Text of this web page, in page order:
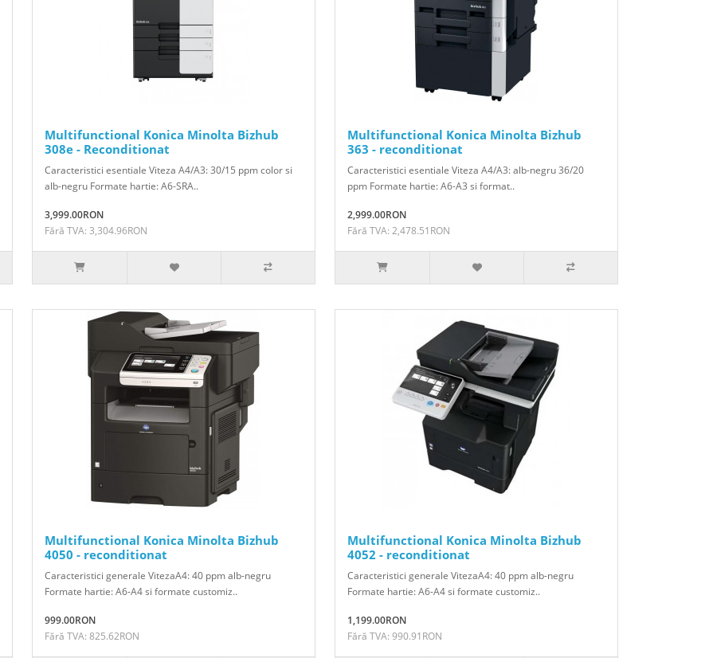
Multifunctional Konica Minolta Bizhub
308e - Reconditionat
Caracteristici esentiale Viteza A4/A3: 30/15 ppm color si
alb-negru Formate hartie: A6-SRA..
3,999.00RON
Fără TVA: 3,304.96RON
Multifunctional Konica Minolta Bizhub
363 - reconditionat
Caracteristici esentiale Viteza A4/A3: alb-negru 36/20
ppm Formate hartie: A6-A3 si format..
2,999.00RON
Fără TVA: 2,478.51RON
Multifunctional Konica Minolta Bizhub
4050 - reconditionat
Caracteristici generale VitezaA4: 40 ppm alb-negru
Formate hartie: A6-A4 si formate customiz..
999.00RON
Fără TVA: 825.62RON
Multifunctional Konica Minolta Bizhub
4052 - reconditionat
Caracteristici generale VitezaA4: 40 ppm alb-negru
Formate hartie: A6-A4 si formate customiz..
1,199.00RON
Fără TVA: 990.91RON